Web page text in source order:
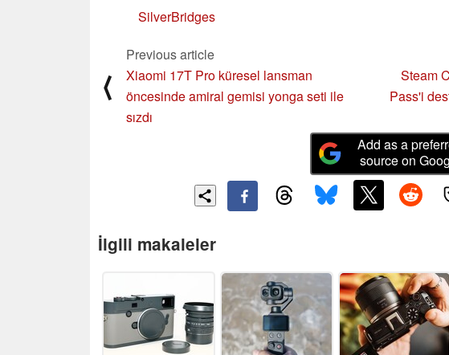
SilverBridges
⟨
Previous article
Xiaomi 17T Pro küresel lansman
öncesinde amiral gemisi yonga seti ile
sızdı
Steam
Pass'i
Add as a
source on
İlgili makaleler